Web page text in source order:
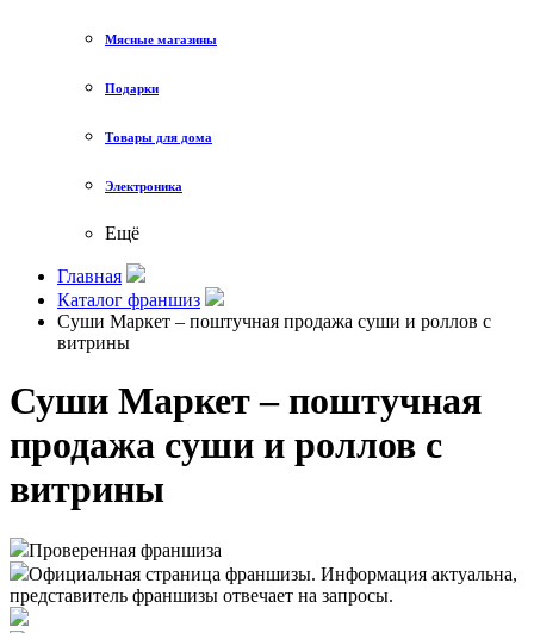
Мясные магазины
Подарки
Товары для дома
Электроника
Ещё
Главная
Каталог франшиз
Суши Маркет – поштучная продажа суши и роллов с
витрины
Суши Маркет – поштучная
продажа суши и роллов с
витрины
Проверенная франшиза
Официальная страница франшизы. Информация актуальна,
представитель франшизы отвечает на запросы.